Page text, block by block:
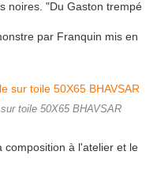
noires. "Du Gaston trempé
par Franquin mis en
toile 50X65 BHAVSAR
composition à l'atelier et le